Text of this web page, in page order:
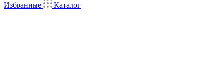
Избранные
Каталог